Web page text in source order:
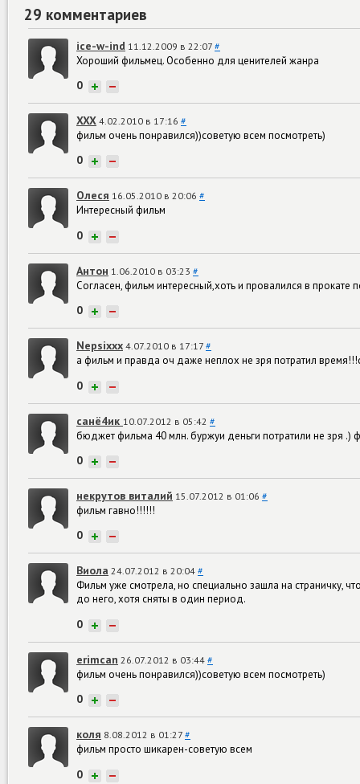
29 комментариев
ice-w-ind 11.12.2009 в 22:07 #
Хороший фильмец. Особенно для ценителей жанра
0 + −
XXX 4.02.2010 в 17:16 #
фильм очень понравился))советую всем посмотреть)
0 + −
Олеся 16.05.2010 в 20:06 #
Интересный фильм
0 + −
Антон 1.06.2010 в 03:23 #
Согласен, фильм интересный,хоть и провалился в прокате
0 + −
Nepsixxx 4.07.2010 в 17:17 #
а фильм и правда оч даже неплох не зря потратил
0 + −
санё4ик 10.07.2012 в 05:42 #
бюджет фильма 40 млн. буржуи деньги потратили не зря .)
0 + −
некрутов виталий 15.07.2012 в 01:06 #
фильм гавно!!!!!!
0 + −
Виола 24.07.2012 в 20:04 #
Фильм уже смотрела, но специально зашла на
до него, хотя сняты в один период.
0 + −
erimcan 26.07.2012 в 03:44 #
фильм очень понравился))советую всем посмотреть)
0 + −
коля 8.08.2012 в 01:27 #
фильм просто шикарен-советую всем
0 + −